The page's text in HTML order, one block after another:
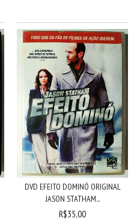
DVD EFEITO DOMINÓ ORIGINAL
JASON STATHAM...
R$35,00